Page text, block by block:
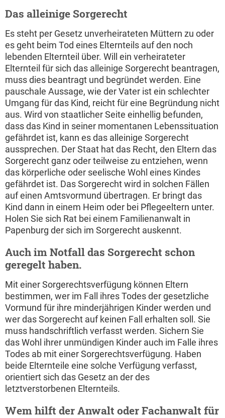
Das alleinige Sorgerecht
Es steht per Gesetz unverheirateten Müttern zu oder
es geht beim Tod eines Elternteils auf den noch
lebenden Elternteil über. Will ein verheirateter
Elternteil für sich das alleinige Sorgerecht beantragen,
muss dies beantragt und begründet werden. Eine
pauschale Aussage, wie der Vater ist ein schlechter
Umgang für das Kind, reicht für eine Begründung nicht
aus. Wird von staatlicher Seite einhellig befunden,
dass das Kind in seiner momentanen Lebenssituation
gefährdet ist, kann es das alleinige Sorgerecht
aussprechen. Der Staat hat das Recht, den Eltern das
Sorgerecht ganz oder teilweise zu entziehen, wenn
das körperliche oder seelische Wohl eines Kindes
gefährdet ist. Das Sorgerecht wird in solchen Fällen
auf einen Amtsvormund übertragen. Er bringt das
Kind dann in einem Heim oder bei Pflegeeltern unter.
Holen Sie sich Rat bei einem Familienanwalt in
Papenburg der sich im Sorgerecht auskennt.
Auch im Notfall das Sorgerecht schon
geregelt haben.
Mit einer Sorgerechtsverfügung können Eltern
bestimmen, wer im Fall ihres Todes der gesetzliche
Vormund für ihre minderjährigen Kinder werden und
wer das Sorgerecht auf keinen Fall erhalten soll. Sie
muss handschriftlich verfasst werden. Sichern Sie
das Wohl ihrer unmündigen Kinder auch im Falle ihres
Todes ab mit einer Sorgerechtsverfügung. Haben
beide Elternteile eine solche Verfügung verfasst,
orientiert sich das Gesetz an der des
letztverstorbenen Elternteils.
Wem hilft der Anwalt oder Fachanwalt für